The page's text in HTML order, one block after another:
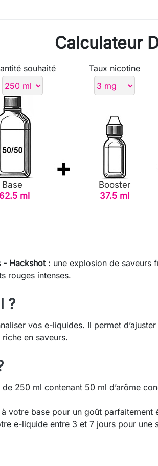
Calculateur
souhaité Taux nicotine
Base
ml
Booster
37.5 ml
- Hackshot : une explosion de saveurs
rouges intenses.
?
vos e-liquides. Il permet
en saveurs.
250 ml contenant 50 ml d’arôme
votre base pour un goût parfaitement
e-liquide entre 3 et 7 jours pour une